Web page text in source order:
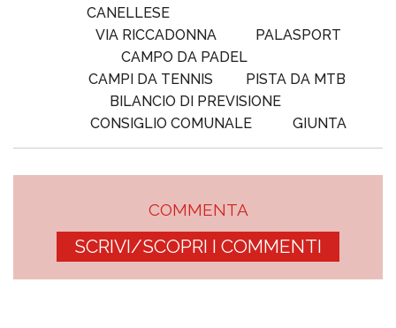
CANELLESE
VIA RICCADONNA
PALASPORT
CAMPO DA PADEL
CAMPI DA TENNIS
PISTA DA MTB
BILANCIO DI PREVISIONE
CONSIGLIO COMUNALE
GIUNTA
COMMENTA
SCRIVI/SCOPRI I COMMENTI